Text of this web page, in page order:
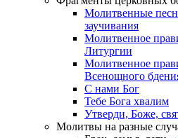
Молитвенные
заучивания
Молитвенное
Литургии
Молитвенное
Всенощного
С нами Бог
Тебе Бога хвалим
Утверди, Боже,
Молитвы на разные